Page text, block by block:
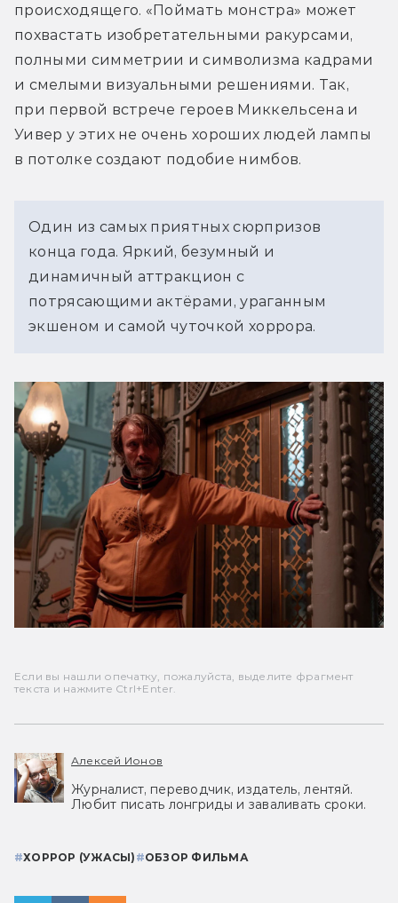
происходящего. «Поймать монстра» может
похвастать изобретательными ракурсами,
полными симметрии и символизма кадрами
и смелыми визуальными решениями. Так,
при первой встрече героев Миккельсена и
Уивер у этих не очень хороших людей лампы
в потолке создают подобие нимбов.
Один из самых приятных сюрпризов
конца года. Яркий, безумный и
динамичный аттракцион с
потрясающими актёрами, ураганным
экшеном и самой чуточкой хоррора.
Если вы нашли опечатку, пожалуйста, выделите фрагмент
текста и нажмите Ctrl+Enter.
Алексей Ионов
Журналист, переводчик, издатель, лентяй.
Любит писать лонгриды и заваливать сроки.
#ХОРРОР (УЖАСЫ) #ОБЗОР ФИЛЬМА